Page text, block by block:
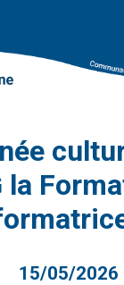
la
15/05/2026